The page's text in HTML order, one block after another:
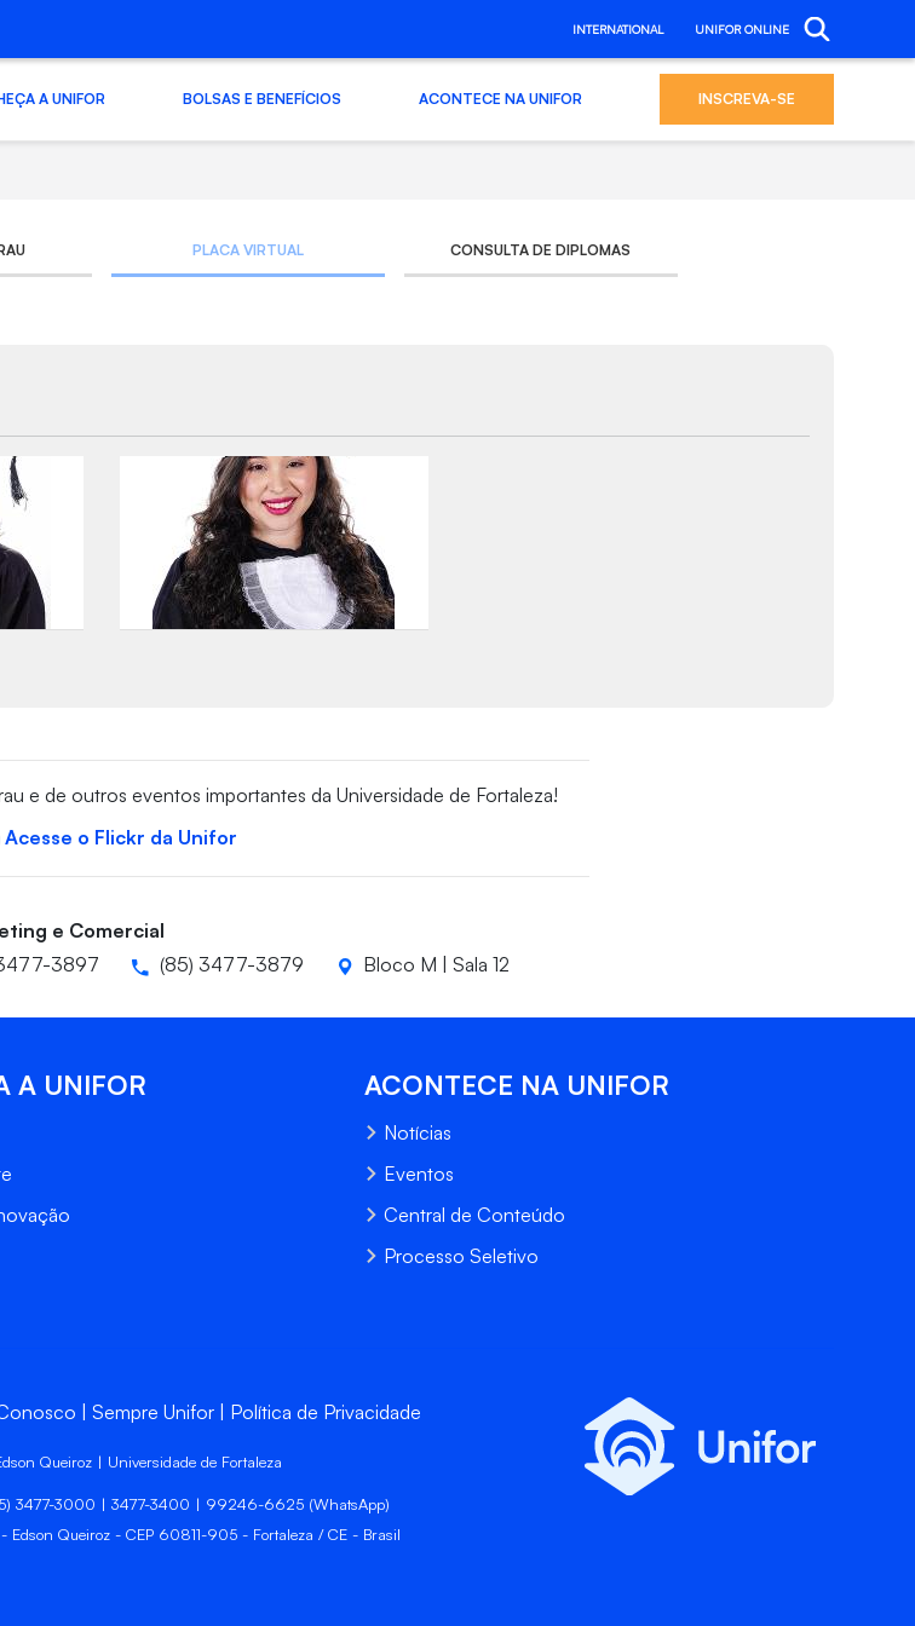
INTERNATIONAL UNIFOR ONLINE
A UNIFOR BOLSAS E BENEFÍCIOS ACONTECE NA UNIFOR INSCREVA-SE
PLACA VIRTUAL CONSULTA DE DIPLOMAS
e de outros eventos importantes da Universidade de Fortaleza!
Acesse o Flickr da Unifor
e Comercial
3897 (85) 3477-3879 Bloco M | Sala 12
A UNIFOR ACONTECE NA UNIFOR
Notícias
Eventos
Central de Conteúdo
Processo Seletivo
Sempre Unifor Política de Privacidade
Queiroz | Universidade de Fortaleza
3477-3000 | 3477-3400 | 99246-6625 (WhatsApp)
- Edson Queiroz - CEP 60811-905 - Fortaleza / CE - Brasil